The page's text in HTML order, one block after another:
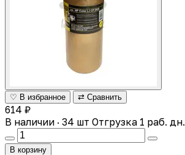
♡ В избранное ⇄ Сравнить
614 ₽
В наличии · 34 шт Отгрузка 1 раб. дн.
В корзину